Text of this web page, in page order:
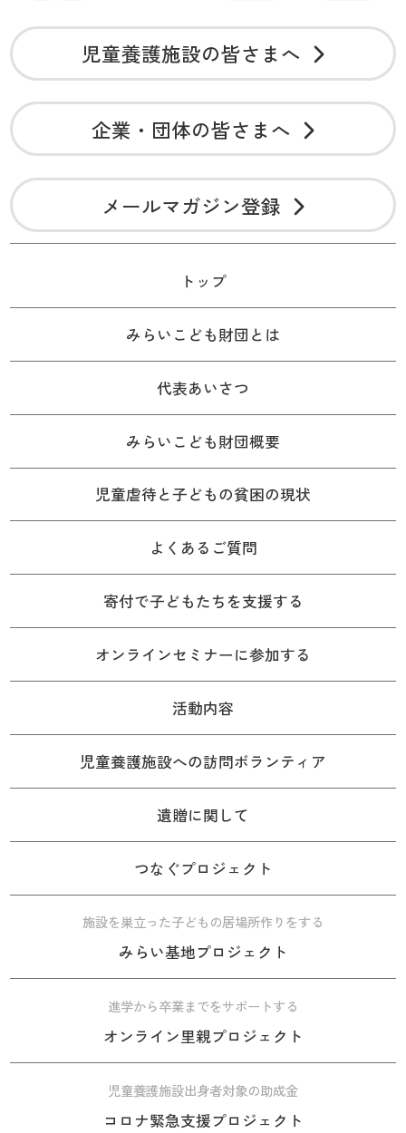
児童養護施設の皆さまへ
企業・団体の皆さまへ
メールマガジン登録
トップ
みらいこども財団とは
代表あいさつ
みらいこども財団概要
児童虐待と子どもの貧困の現状
よくあるご質問
寄付で子どもたちを支援する
オンラインセミナーに参加する
活動内容
児童養護施設への訪問ボランティア
遺贈に関して
つなぐプロジェクト
施設を巣立った子どもの居場所作りをする
みらい基地プロジェクト
進学から卒業までをサポートする
オンライン里親プロジェクト
児童養護施設出身者対象の助成金
コロナ緊急支援プロジェクト